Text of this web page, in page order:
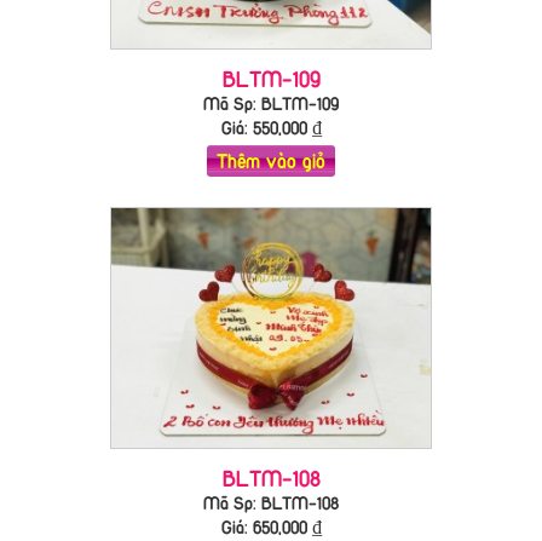
BLTM-109
Mã Sp: BLTM-109
Giá: 550,000₫
Thêm vào giỏ
BLTM-108
Mã Sp: BLTM-108
Giá: 650,000₫